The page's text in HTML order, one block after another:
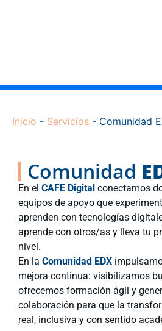
Inicio - Servicios - Comunidad
Comunidad
En el CAFE Digital conectamos
equipos de apoyo que
aprenden con tecnologías
aprende con otros/as y lleva tu
nivel.
En la Comunidad EDX
mejora continua: visibilizamos
ofrecemos formación ágil y
colaboración para que la
real, inclusiva y con sentido